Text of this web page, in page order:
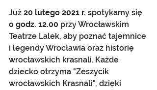
Już 20 lutego 2021 r. spotykamy się
o godz. 12.00 przy Wrocławskim
Teatrze Lalek, aby poznać tajemnice
i legendy Wrocławia oraz historię
wrocławskich krasnali. Każde
dziecko otrzyma "Zeszycik
wrocławskich Krasnali", dzięki